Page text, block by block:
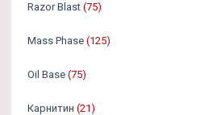
Razor Blast (75)
Mass Phase (125)
Oil Base (75)
Карнитин (21)